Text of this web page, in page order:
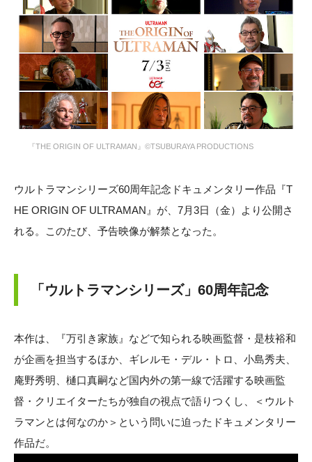
『THE ORIGIN OF ULTRAMAN』©TSUBURAYA PRODUCTIONS
ウルトラマンシリーズ60周年記念ドキュメンタリー作品『T
HE ORIGIN OF ULTRAMAN』が、7月3日（金）より公開さ
れる。このたび、予告映像が解禁となった。
「ウルトラマンシリーズ」60周年記念
本作は、『万引き家族』などで知られる映画監督・是枝裕和
が企画を担当するほか、ギレルモ・デル・トロ、小島秀夫、
庵野秀明、樋口真嗣など国内外の第一線で活躍する映画監
督・クリエイターたちが独自の視点で語りつくし、＜ウルト
ラマンとは何なのか＞という問いに迫ったドキュメンタリー
作品だ。